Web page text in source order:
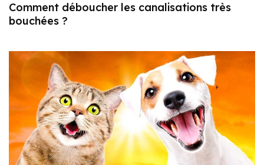
Comment déboucher les canalisations très
bouchées ?